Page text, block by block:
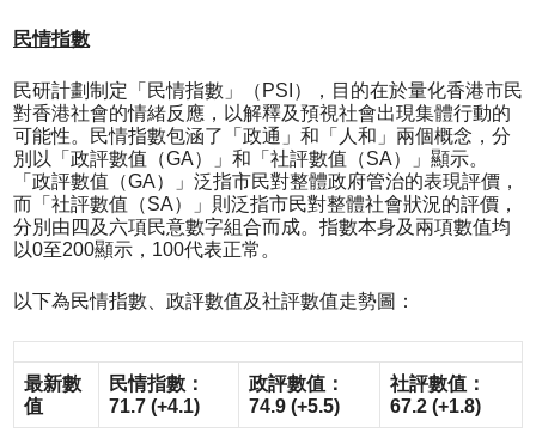
民情指數
民研計劃制定「民情指數」（PSI），目的在於量化香港市民
對香港社會的情緒反應，以解釋及預視社會出現集體行動的
可能性。民情指數包涵了「政通」和「人和」兩個概念，分
別以「政評數值（GA）」和「社評數值（SA）」顯示。
「政評數值（GA）」泛指市民對整體政府管治的表現評價，
而「社評數值（SA）」則泛指市民對整體社會狀況的評價，
分別由四及六項民意數字組合而成。指數本身及兩項數值均
以0至200顯示，100代表正常。
以下為民情指數、政評數值及社評數值走勢圖：
最新數
值
民情指數：
71.7 (+4.1)
政評數值：
74.9 (+5.5)
社評數值：
67.2 (+1.8)